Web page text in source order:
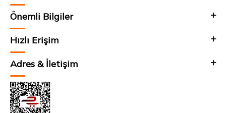
Önemli Bilgiler
Hızlı Erişim
Adres & İletişim